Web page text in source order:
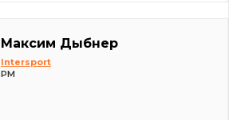
Максим Дыбнер
Intersport
PM